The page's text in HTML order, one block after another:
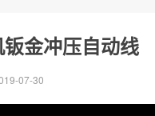
金冲压自动线
07-30